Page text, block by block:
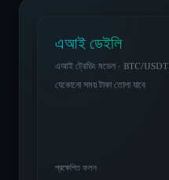
এআই ডেইলি
এআই ট্রেডিং মডেল · BTC/USDT
যেকোনো সময় টাকা তোলা যাবে
প্রক্ষেপিত ফলন